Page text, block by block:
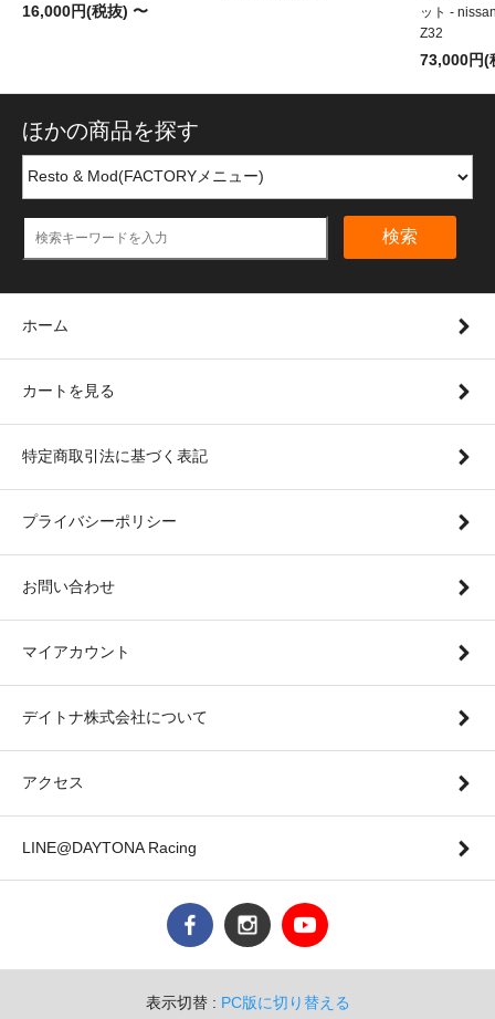
16,000円(税抜) 〜
ット -
Z32
73,000円(
ほかの商品を探す
検索
ホーム
カートを見る
特定商取引法に基づく表記
プライバシーポリシー
お問い合わせ
マイアカウント
デイトナ株式会社について
アクセス
LINE@DAYTONA Racing
表示切替 : PC版に切り替える